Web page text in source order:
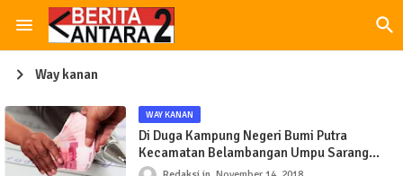
Way kanan
WAY KANAN
Di Duga Kampung Negeri Bumi Putra
Kecamatan Belambangan Umpu Sarang
Pungli